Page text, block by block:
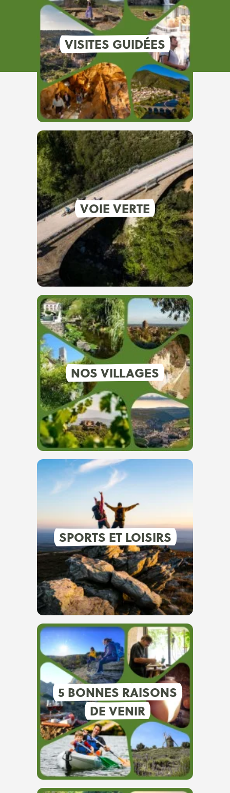
VISITES GUIDÉES
VOIE VERTE
NOS VILLAGES
SPORTS ET LOISIRS
5 BONNES RAISONS
DE VENIR